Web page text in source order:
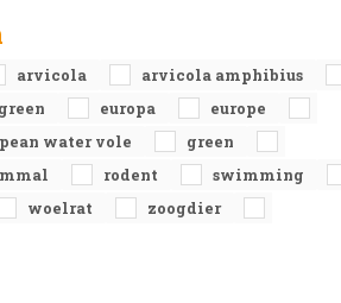
arvicola
arvicola amphibius
europa
europe
water vole
green
rodent
swimming
woelrat
zoogdier